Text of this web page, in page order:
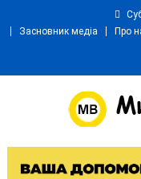
Засновник медіа
Про
Ми